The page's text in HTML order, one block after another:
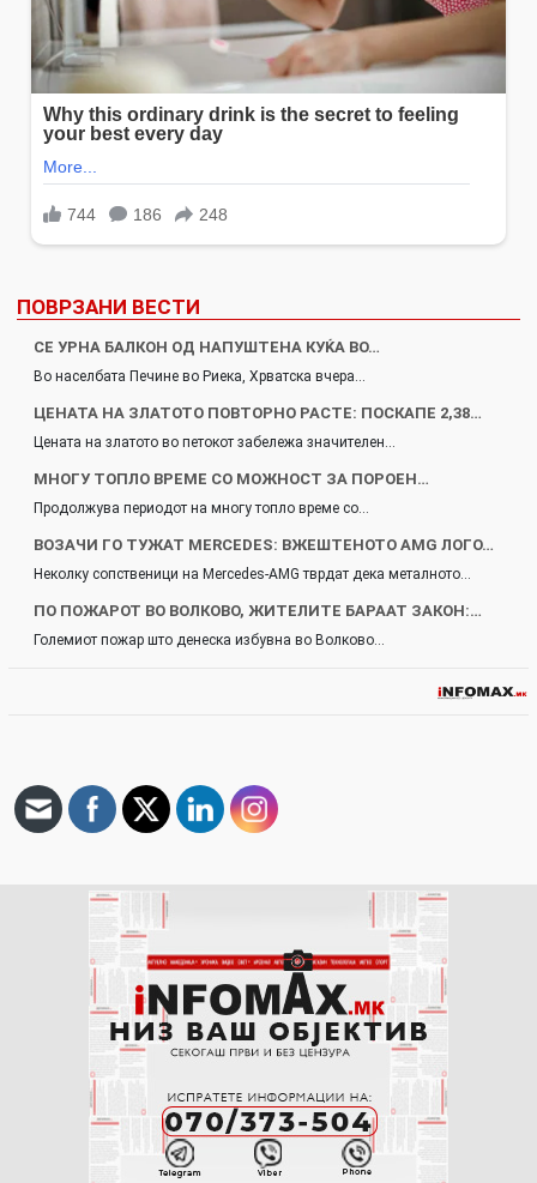
ПОВРЗАНИ ВЕСТИ
СЕ УРНА БАЛКОН ОД НАПУШТЕНА КУЌА ВО…
Во населбата Печине во Риека, Хрватска вчера…
ЦЕНАТА НА ЗЛАТОТО ПОВТОРНО РАСТЕ: ПОСКАПЕ 2,38…
Цената на златото во петокот забележа значителен…
МНОГУ ТОПЛО ВРЕМЕ СО МОЖНОСТ ЗА ПОРОЕН…
Продолжува периодот на многу топло време со…
ВОЗАЧИ ГО ТУЖАТ MERCEDES: ВЖЕШТЕНОТО AMG ЛОГО…
Неколку сопственици на Mercedes-AMG тврдат дека металното…
ПО ПОЖАРОТ ВО ВОЛКОВО, ЖИТЕЛИТЕ БАРААТ ЗАКОН:…
Големиот пожар што денеска избувна во Волково…